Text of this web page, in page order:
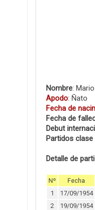
Nombre:
Apodo: Ñato
Fecha de
Fecha de
Debut
Partidos clase
Detalle de
Nº Fecha
1
17/09/1954
2
19/09/1954